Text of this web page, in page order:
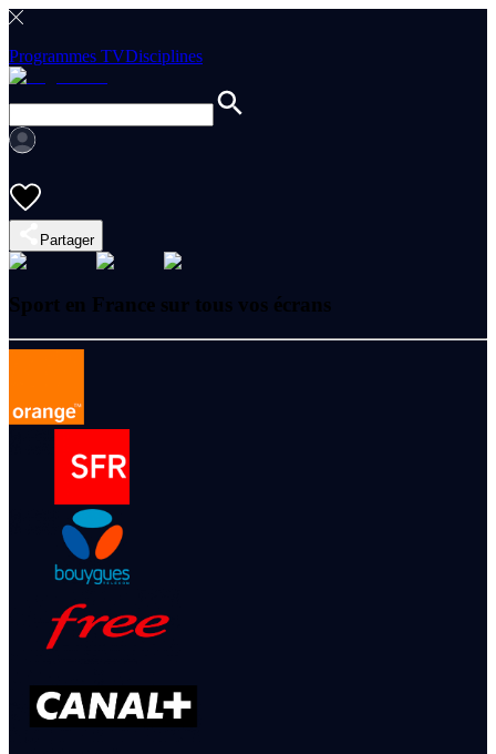
Programmes TVDisciplines
Partager
Sport en France sur tous vos écrans